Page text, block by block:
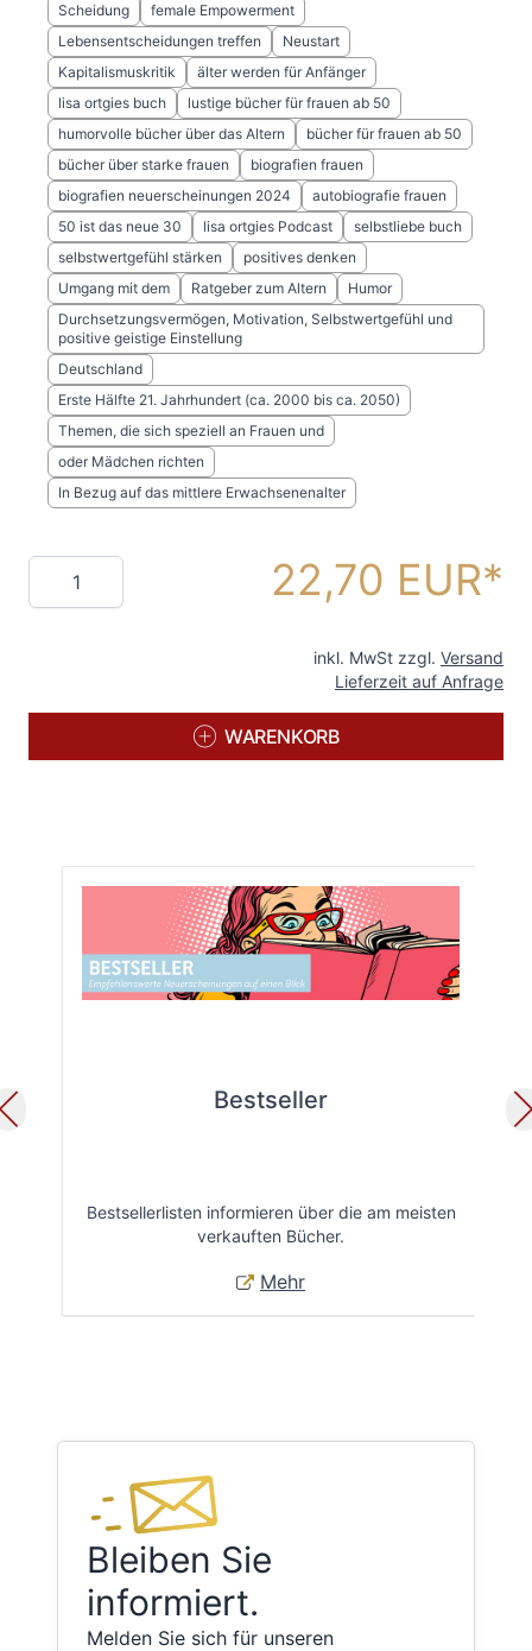
Scheidung
female Empowerment
Lebensentscheidungen treffen
Neustart
Kapitalismuskritik
älter werden für Anfänger
lisa ortgies buch
lustige bücher für frauen ab 50
humorvolle bücher über das Altern
bücher für frauen ab 50
bücher über starke frauen
biografien frauen
biografien neuerscheinungen 2024
autobiografie frauen
50 ist das neue 30
lisa ortgies Podcast
selbstliebe buch
selbstwertgefühl stärken
positives denken
Umgang mit dem
Ratgeber zum Altern
Humor
Durchsetzungsvermögen, Motivation, Selbstwertgefühl und
positive geistige Einstellung
Deutschland
Erste Hälfte 21. Jahrhundert (ca. 2000 bis ca. 2050)
Themen, die sich speziell an Frauen und
oder Mädchen richten
In Bezug auf das mittlere Erwachsenenalter
Menge 22,70 EUR
inkl. MwSt zzgl. Versand
Lieferzeit auf Anfrage
WARENKORB
Bestseller
Bestsellerlisten informieren über die am meisten
verkauften Bücher.
Mehr
Bleiben Sie
informiert.
Melden Sie sich für unseren